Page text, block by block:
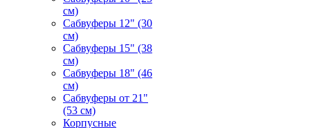
см)
Сабвуферы 12" (30
см)
Сабвуферы 15" (38
см)
Сабвуферы 18" (46
см)
Сабвуферы от 21"
(53 см)
Корпусные